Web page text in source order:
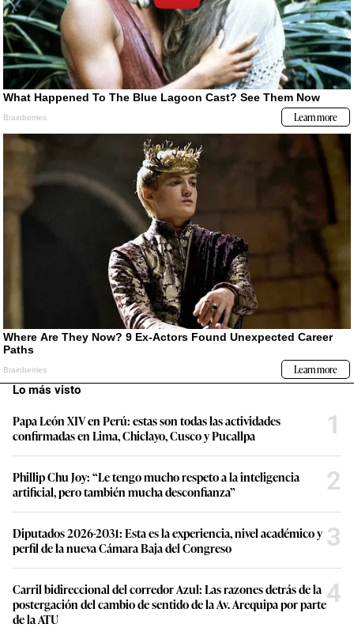
Lo más visto
Papa León XIV en Perú: estas son todas las actividades
confirmadas en Lima, Chiclayo, Cusco y Pucallpa
1
Phillip Chu Joy: “Le tengo mucho respeto a la inteligencia
artificial, pero también mucha desconfianza”
2
Diputados 2026-2031: Esta es la experiencia, nivel académico y
perfil de la nueva Cámara Baja del Congreso
3
Carril bidireccional del corredor Azul: Las razones detrás de la
postergación del cambio de sentido de la Av. Arequipa por parte
de la ATU
4